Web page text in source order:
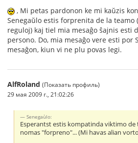
, Mi petas pardonon ke mi kaŭzis
Senegaŭlo estis forprenita de la teamo
reguloj) kaj tiel mia mesaĝo ŝajnis esti
persono. Do, mia mesaĝo vere esti por
mesaĝon, kiun vi ne plu povas legi.
AlfRoland (Показать профиль)
29 мая 2009 г., 21:02:26
Senegaùlo:
Esperantst estis kompatinda viktimo de
nomas "forpreno"... (Mi havas alian